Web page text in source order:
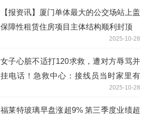
【报资讯】厦门单体最大的公交场站上盖
保障性租赁住房项目主体结构顺利封顶
2025-10-28
女子心脏不适打120求救，遭对方辱骂并
挂电话！急救中心：接线员当时家里有
2025-10-28
福莱特玻璃早盘涨超9% 第三季度业绩超